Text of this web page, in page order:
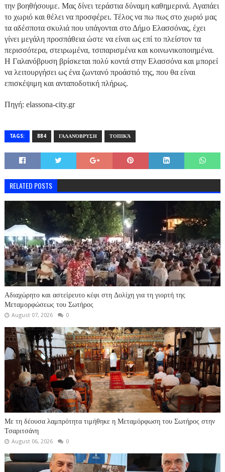
την βοηθήσουμε. Μας δίνει τεράστια δύναμη καθημερινά. Αγαπάει
το χωριό και θέλει να προσφέρει. Τέλος να πω πως στο χωριό μας
τα αδέσποτα σκυλιά που υπάγονται στο Δήμο Ελασσόνας, έχει
γίνει μεγάλη προσπάθεια ώστε να είναι ως επί το πλείστον τα
περισσότερα, στειρωμένα, τσιπαρισμένα και κοινωνικοποιημένα.
Η Γαλανόβρυση βρίσκεται πολύ κοντά στην Ελασσόνα και μπορεί
να λειτουργήσει ως ένα ζωντανό προάστιό της, που θα είναι
επισκέψιμη και ανταποδοτική πλήρως.
Πηγή: elassona-city.gr
TAGS: 884 ΓΑΛΑΝΌΒΡΥΣΗ ΤΟΠΙΚΆ
RELATED POSTS
Αδιαχώρητο και αστείρευτο κέφι στη Δολίχη για τη γιορτή της
Μεταμορφώσεως του Σωτήρος
August 07, 2026 0
Με τη δέουσα λαμπρότητα τιμήθηκε η Μεταμόρφωση του Σωτήρος στην
Τσαριτσάνη
August 06, 2026 0